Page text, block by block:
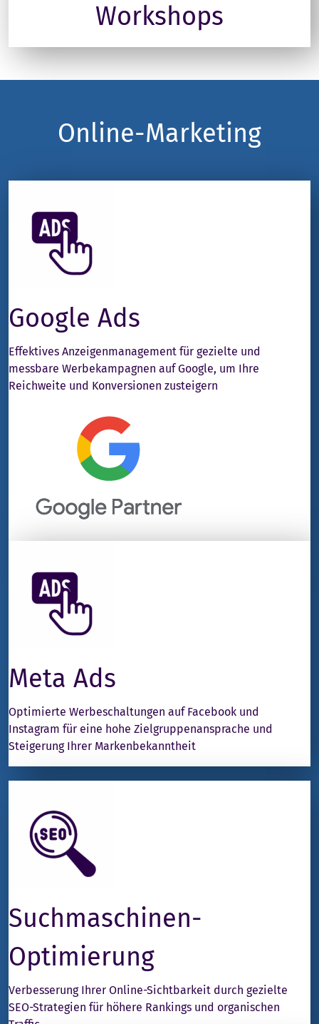
Workshops
Online-Marketing
Google Ads
Effektives Anzeigenmanagement für gezielte und
messbare Werbekampagnen auf Google, um Ihre
Reichweite und Konversionen zusteigern
Meta Ads
Optimierte Werbeschaltungen auf Facebook und
Instagram für eine hohe Zielgruppenansprache und
Steigerung Ihrer Markenbekanntheit
Suchmaschinen-
Optimierung
Verbesserung Ihrer Online-Sichtbarkeit durch gezielte
SEO-Strategien für höhere Rankings und organischen